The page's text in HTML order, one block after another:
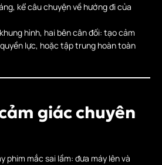
kể câu chuyện về hướng đi của
hình, hai bên cân đối: tạo cảm
lực, hoặc tập trung hoàn toàn
giác chuyên
phim mắc sai lầm: đưa máy lên và